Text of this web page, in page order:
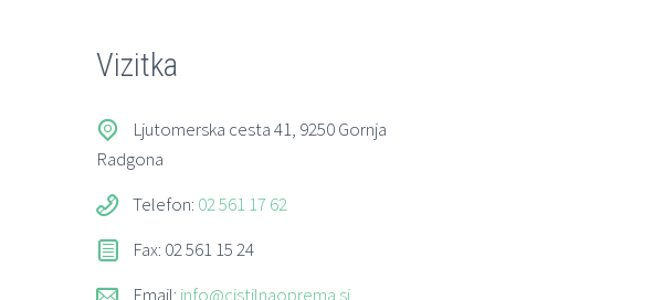
Vizitka
Ljutomerska cesta 41, 9250 Gornja
Radgona
Telefon: 02 561 17 62
Fax: 02 561 15 24
Email: info@cistilnaoprema.si